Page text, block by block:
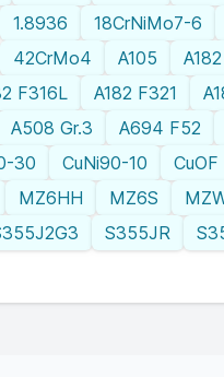
1.8936 18CrNiMo7-6
42CrMo4 A105
F316L A182 F321
A508 Gr.3 A694 F52
30 CuNi90-10 CuOF
MZ6HH MZ6S
S355JR